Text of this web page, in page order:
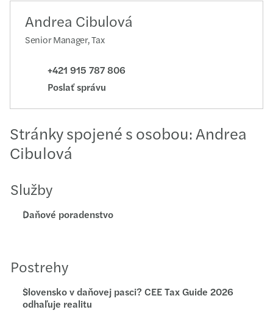
Andrea Cibulová
Senior Manager, Tax
+421 915 787 806
Poslať správu
Stránky spojené s osobou: Andrea
Cibulová
Služby
Daňové poradenstvo
Postrehy
Slovensko v daňovej pasci? CEE Tax Guide 2026
odhaľuje realitu